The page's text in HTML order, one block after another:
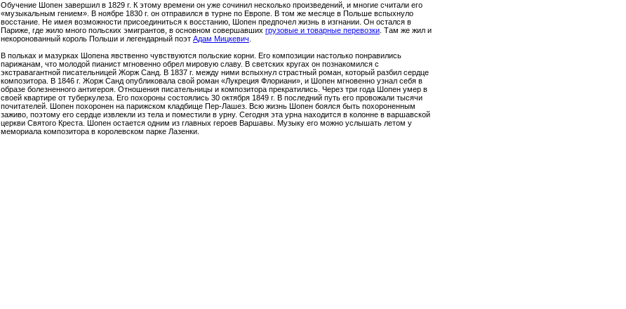
Обучение Шопен завершил в 1829 г. К этому времени он уже сочинил несколько произведений, и многие считали его
«музыкальным гением». В ноябре 1830 г. он отправился в турне по Европе. В том же месяце в Польше вспыхнуло
восстание. Не имея возможности присоединиться к восстанию, Шопен предпочел жизнь в изгнании. Он остался в
Париже, где жило много польских эмигрантов, в основном совершавших грузовые и товарные перевозки. Там же жил и
некоронованный король Польши и легендарный поэт Адам Мицкевич.
В польках и мазурках Шопена явственно чувствуются польские корни. Его композиции настолько понравились
парижанам, что молодой пианист мгновенно обрел мировую славу. В светских кругах он познакомился с
экстравагантной писательницей Жорж Санд. В 1837 г. между ними вспыхнул страстный роман, который разбил сердце
композитора. В 1846 г. Жорж Санд опубликовала свой роман «Лукреция Флориани», и Шопен мгновенно узнал себя в
образе болезненного антигероя. Отношения писательницы и композитора прекратились. Через три года Шопен умер в
своей квартире от туберкулеза. Его похороны состоялись 30 октября 1849 г. В последний путь его провожали тысячи
почитателей. Шопен похоронен на парижском кладбище Пер-Лашез. Всю жизнь Шопен боялся быть похороненным
заживо, поэтому его сердце извлекли из тела и поместили в урну. Сегодня эта урна находится в колонне в варшавской
церкви Святого Креста. Шопен остается одним из главных героев Варшавы. Музыку его можно услышать летом у
мемориала композитора в королевском парке Лазенки.